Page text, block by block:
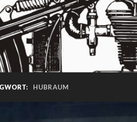
HUBRAUM